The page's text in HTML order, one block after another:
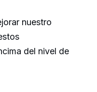
nuestro
del nivel de